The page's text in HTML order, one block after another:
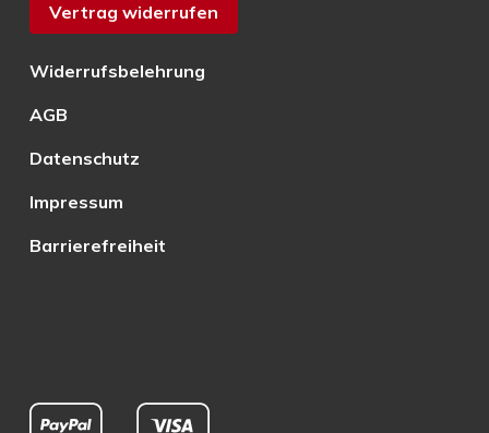
Vertrag widerrufen
Widerrufsbelehrung
AGB
Datenschutz
Impressum
Barrierefreiheit